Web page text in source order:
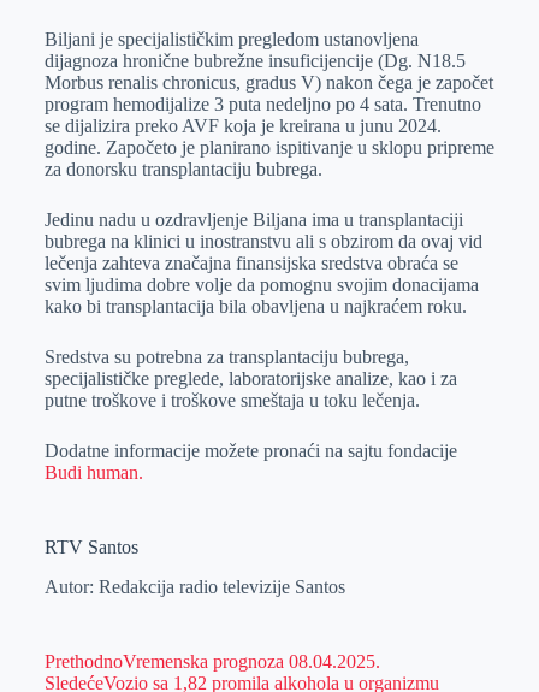
Biljani je specijalističkim pregledom ustanovljena
dijagnoza hronične bubrežne insuficijencije (Dg. N18.5
Morbus renalis chronicus, gradus V) nakon čega je započet
program hemodijalize 3 puta nedeljno po 4 sata. Trenutno
se dijalizira preko AVF koja je kreirana u junu 2024.
godine. Započeto je planirano ispitivanje u sklopu pripreme
za donorsku transplantaciju bubrega.
Jedinu nadu u ozdravljenje Biljana ima u transplantaciji
bubrega na klinici u inostranstvu ali s obzirom da ovaj vid
lečenja zahteva značajna finansijska sredstva obraća se
svim ljudima dobre volje da pomognu svojim donacijama
kako bi transplantacija bila obavljena u najkraćem roku.
Sredstva su potrebna za transplantaciju bubrega,
specijalističke preglede, laboratorijske analize, kao i za
putne troškove i troškove smeštaja u toku lečenja.
Dodatne informacije možete pronaći na sajtu fondacije
Budi human.
RTV Santos
Autor: Redakcija radio televizije Santos
PrethodnoVremenska prognoza 08.04.2025.
SledećeVozio sa 1,82 promila alkohola u organizmu